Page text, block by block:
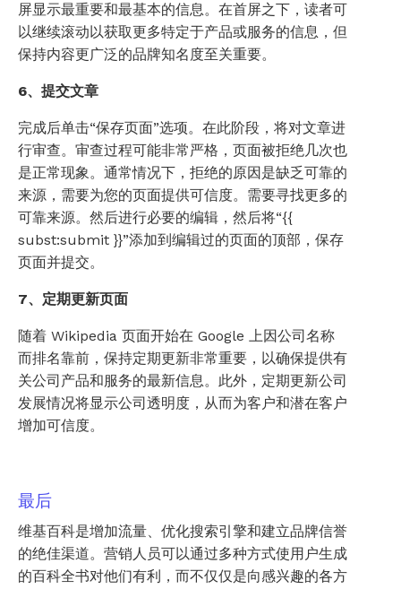
屏显示最重要和最基本的信息。在首屏之下，读者可
以继续滚动以获取更多特定于产品或服务的信息，但
保持内容更广泛的品牌知名度至关重要。
6、提交文章
完成后单击“保存页面”选项。在此阶段，将对文章进
行审查。审查过程可能非常严格，页面被拒绝几次也
是正常现象。通常情况下，拒绝的原因是缺乏可靠的
来源，需要为您的页面提供可信度。需要寻找更多的
可靠来源。然后进行必要的编辑，然后将“{{
subst:submit }}”添加到编辑过的页面的顶部，保存
页面并提交。
7、定期更新页面
随着 Wikipedia 页面开始在 Google 上因公司名称
而排名靠前，保持定期更新非常重要，以确保提供有
关公司产品和服务的最新信息。此外，定期更新公司
发展情况将显示公司透明度，从而为客户和潜在客户
增加可信度。
最后
维基百科是增加流量、优化搜索引擎和建立品牌信誉
的绝佳渠道。营销人员可以通过多种方式使用户生成
的百科全书对他们有利，而不仅仅是向感兴趣的各方